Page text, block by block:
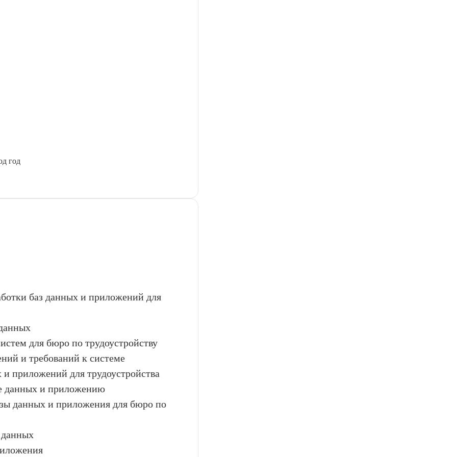
год
баз данных и приложений для
для бюро по трудоустройству
и требований к системе
приложений для трудоустройства
данных и приложению
данных и приложения для бюро по
данных